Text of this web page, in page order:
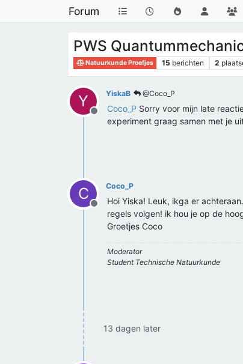
Forum
PWS
Natuurkunde Proefjes 15 berichten 2
Y
Offline
YiskaB @Coco_P
Coco_P Sorry voor mijn late
experiment graag samen met je
C
Offline
Coco_P
Hoi Yiska! Leuk, ikga er
regels volgen! ik hou je op de
Groetjes Coco
Moderator
Student Technische Natuurkunde
13 dagen later